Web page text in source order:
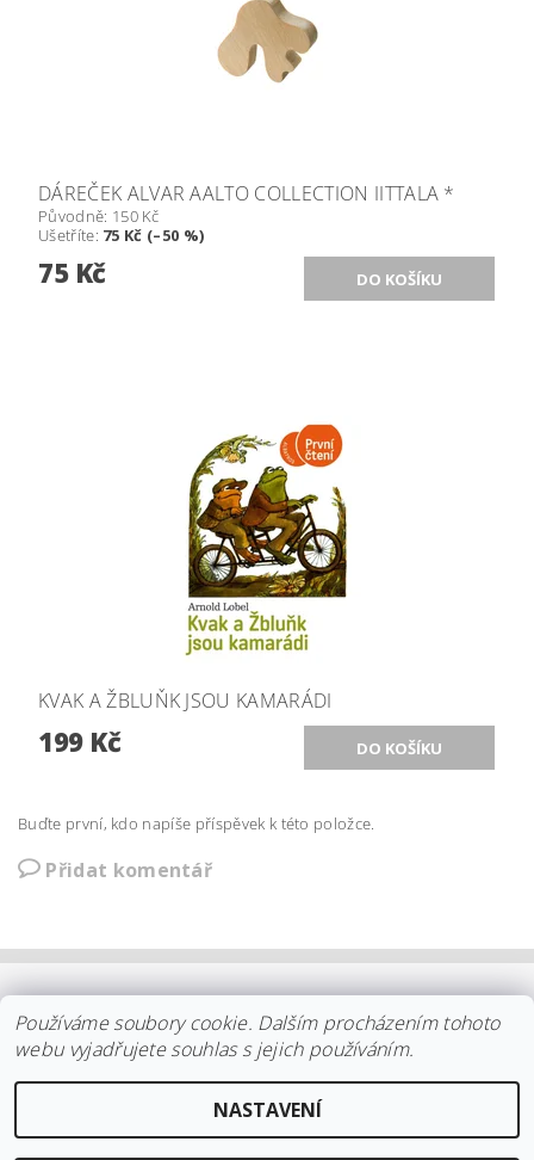
DÁREČEK ALVAR AALTO COLLECTION IITTALA *
Původně: 150 Kč
Ušetříte: 75 Kč (–50 %)
75 Kč
KVAK A ŽBLUŇK JSOU KAMARÁDI
199 Kč
Buďte první, kdo napíše příspěvek k této položce.
Přidat komentář
| KOLEKCE STELTON | DISTRIBUCE IITTALA |
REKLAMACE/ODSTOUPENÍ | VŠE O NÁKUPU | KDO JSME
KONTAKT
2026 ©arki.cz, všechna práva vyhrazena
Používáme soubory cookie. Dalším procházením tohoto
webu vyjadřujete souhlas s jejich používáním.
NASTAVENÍ